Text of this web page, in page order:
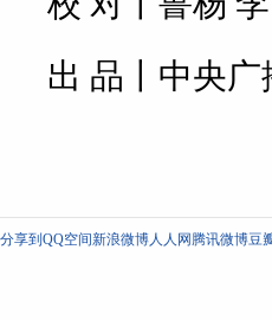
出 品丨中央
分享到 QQ空间新浪微博人人网 腾讯微博豆